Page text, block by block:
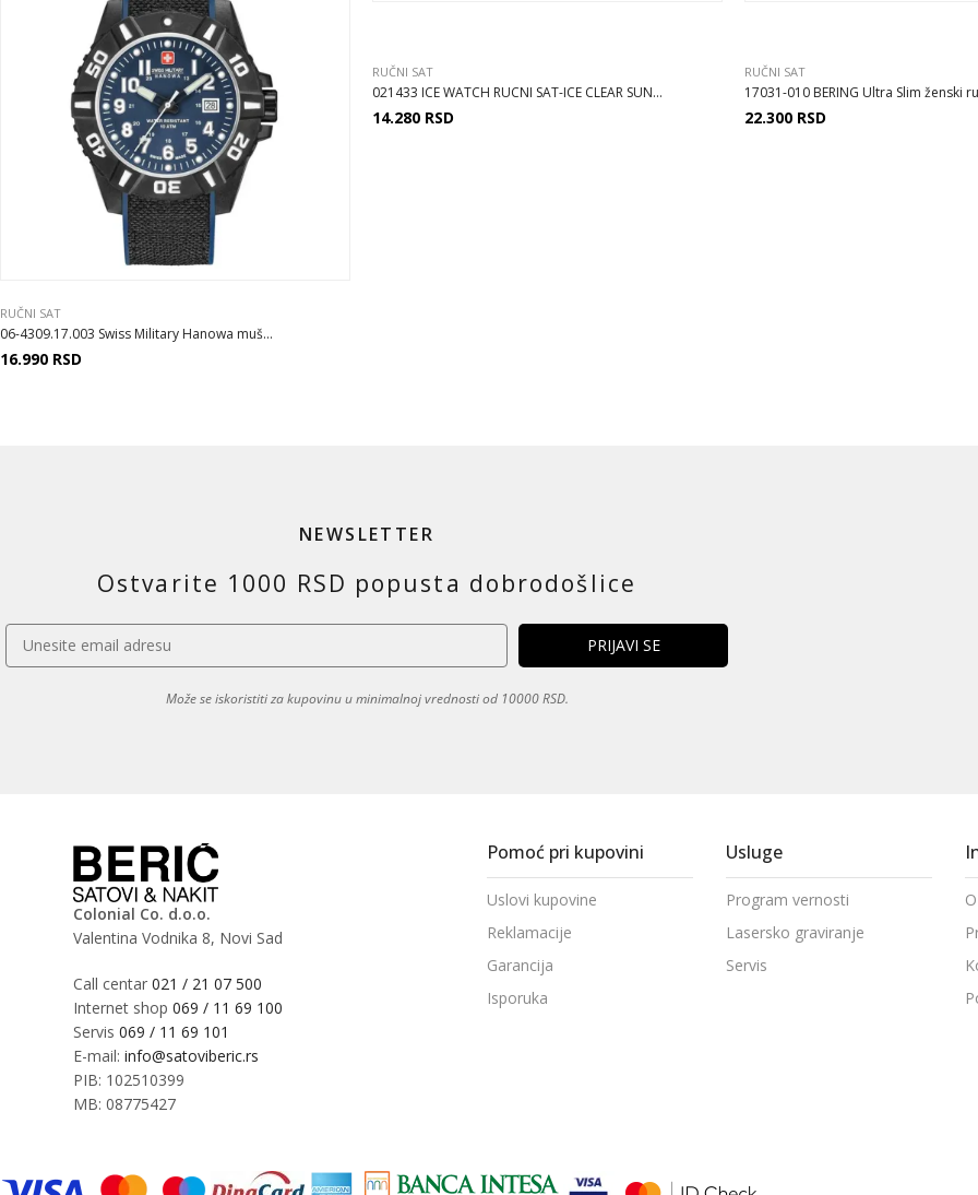
RUČNI SAT
06-4309.17.003 Swiss Military Hanowa muš...
16.990 RSD
RUČNI SAT
021433 ICE WATCH RUCNI SAT-ICE CLEAR SUN...
14.280 RSD
RUČNI SAT
17031-010 BERING Ultra Slim ženski
22.300 RSD
NEWSLETTER
Ostvarite 1000 RSD popusta dobrodošlice
Može se iskoristiti za kupovinu u minimalnoj vrednosti od 10000 RSD.
Colonial Co. d.o.o.
Valentina Vodnika 8, Novi Sad
Call centar021 / 21 07 500
Internet shop069 / 11 69 100
Servis069 / 11 69 101
E-mail:info@satoviberic.rs
PIB: 102510399
MB: 08775427
Pomoć pri kupovini
Uslovi kupovine
Reklamacije
Garancija
Isporuka
Usluge
Program vernosti
Lasersko graviranje
Servis